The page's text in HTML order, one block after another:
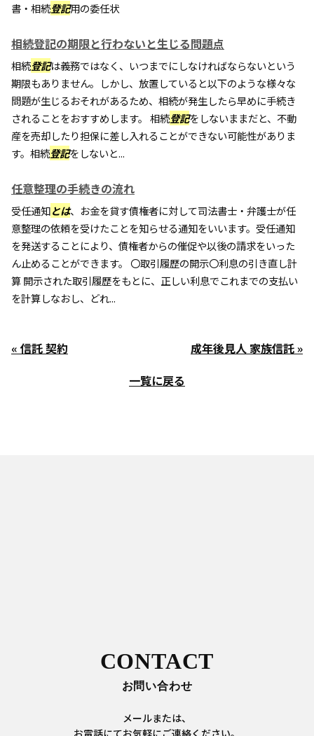
書・相続登記用の委任状
相続登記の期限と行わないと生じる問題点
相続登記は義務ではなく、いつまでにしなければならないという
期限もありません。しかし、放置していると以下のような様々な
問題が生じるおそれがあるため、相続が発生したら早めに手続き
されることをおすすめします。 相続登記をしないままだと、不動
産を売却したり担保に差し入れることができない可能性がありま
す。相続登記をしないと...
任意整理の手続きの流れ
受任通知とは、お金を貸す債権者に対して司法書士・弁護士が任
意整理の依頼を受けたことを知らせる通知をいいます。受任通知
を発送することにより、債権者からの催促や以後の請求をいった
ん止めることができます。 〇取引履歴の開示〇利息の引き直し計
算 開示された取引履歴をもとに、正しい利息でこれまでの支払い
を計算しなおし、どれ...
« 信託 契約
成年後見人 家族信託 »
一覧に戻る
CONTACT
お問い合わせ
メールまたは、
お電話にてお気軽にご連絡ください。